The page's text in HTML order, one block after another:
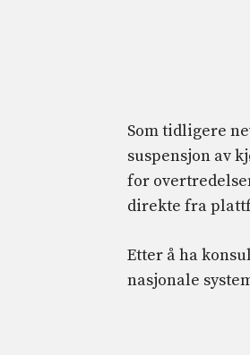
Som tidligere
suspensjon av
for
direkte fra
Etter å ha
nasjonale